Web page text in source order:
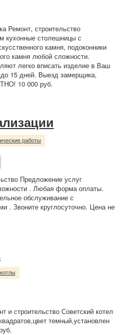
Ремонт, строительство
кухонные столешницы с
камня, подоконники
камня любой сложности.
легко вписать изделие в Ваш
до 15 дней. Выезд замерщика,
10 000 руб.
работы
Предложение услуг
. Любая форма оплаты.
обслуживание с
. Звоните круглосуточно. Цена не
и строительство Советский котел
темный,установлен